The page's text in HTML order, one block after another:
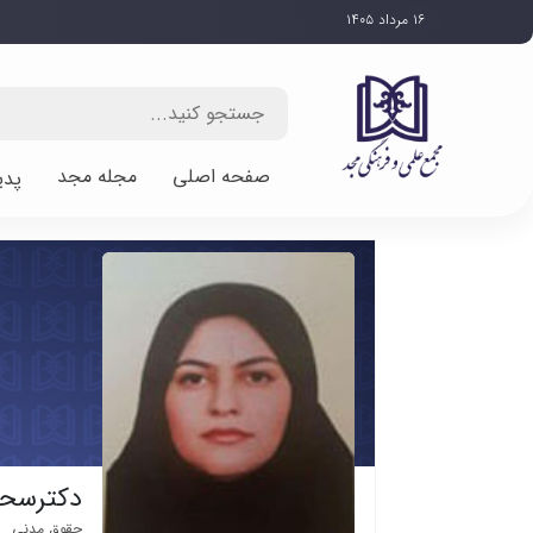
۱۶ مرداد ۱۴۰۵
صفحه اصلی مجله مجد